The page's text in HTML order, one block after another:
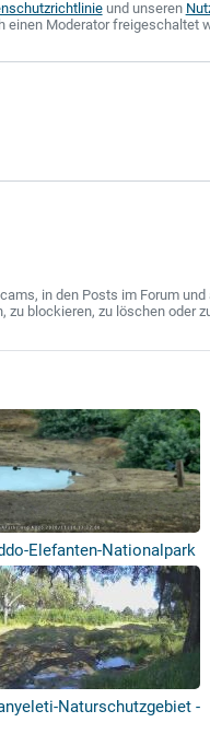
und unseren
einen Moderator freigeschaltet
in den Posts im Forum
blockieren, zu löschen oder
Elefanten-Nationalpark
Naturschutzgebiet -